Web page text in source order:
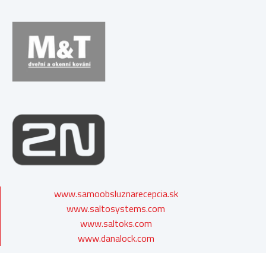
www.samoobsluznarecepcia.sk
www.saltosystems.com
www.saltoks.com
www.danalock.com